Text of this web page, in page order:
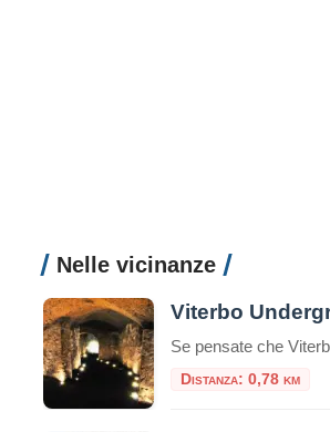
Nelle vicinanze
Distanza: 0,78 km